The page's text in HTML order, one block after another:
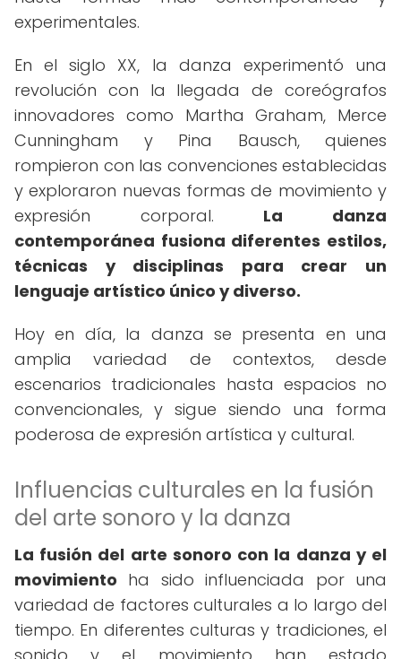
experimentales.
En el siglo XX, la danza experimentó una
revolución con la llegada de coreógrafos
innovadores como Martha Graham, Merce
Cunningham y Pina Bausch, quienes
rompieron con las convenciones establecidas
y exploraron nuevas formas de movimiento y
expresión corporal. La danza
contemporánea fusiona diferentes estilos,
técnicas y disciplinas para crear un
lenguaje artístico único y diverso.
Hoy en día, la danza se presenta en una
amplia variedad de contextos, desde
escenarios tradicionales hasta espacios no
convencionales, y sigue siendo una forma
poderosa de expresión artística y cultural.
Influencias culturales en la fusión
del arte sonoro y la danza
La fusión del arte sonoro con la danza y el
movimiento ha sido influenciada por una
variedad de factores culturales a lo largo del
tiempo. En diferentes culturas y tradiciones, el